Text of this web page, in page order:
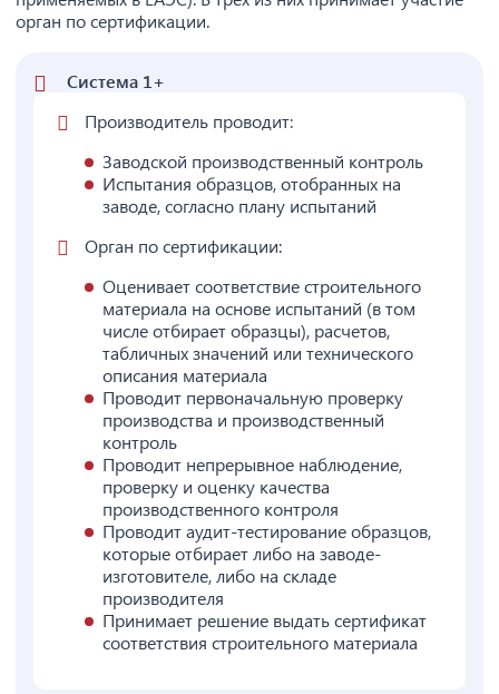
орган по сертификации.
Система 1+
Производитель проводит:
Заводской производственный контроль
Испытания образцов, отобранных на
заводе, согласно плану испытаний
Орган по сертификации:
Оценивает соответствие строительного
материала на основе испытаний (в том
числе отбирает образцы), расчетов,
табличных значений или технического
описания материала
Проводит первоначальную проверку
производства и производственный
контроль
Проводит непрерывное наблюдение,
проверку и оценку качества
производственного контроля
Проводит аудит-тестирование образцов,
которые отбирает либо на заводе-
изготовителе, либо на складе
производителя
Принимает решение выдать сертификат
соответствия строительного материала